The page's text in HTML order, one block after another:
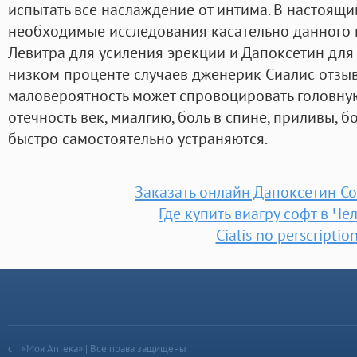
испытать все наслаждение от интима. В
необходимые исследования касательно данного
Левитра для усиления эрекции и Дапоксетин
низком проценте случаев дженерик Сиалис
маловероятность может спровоцировать
отечность век, миалгию, боль в спине, приливы,
быстро самостоятельно устраняются.
Заказать онлайн Дапоксетин
Где купить виагру софт в
Cialis no
«Моя Аптека» | Все права защищены